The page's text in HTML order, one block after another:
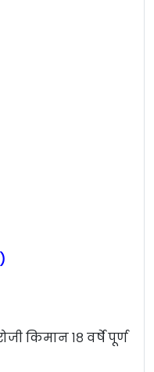
किमान १८ वर्षे पूर्ण